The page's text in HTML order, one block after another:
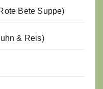
Bete Suppe)
& Reis)